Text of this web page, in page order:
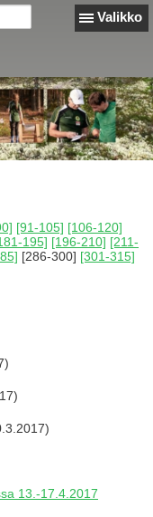
Valikko
[91-105] [106-120]
195] [196-210] [211-
[286-300] [301-315]
13.-17.4.2017